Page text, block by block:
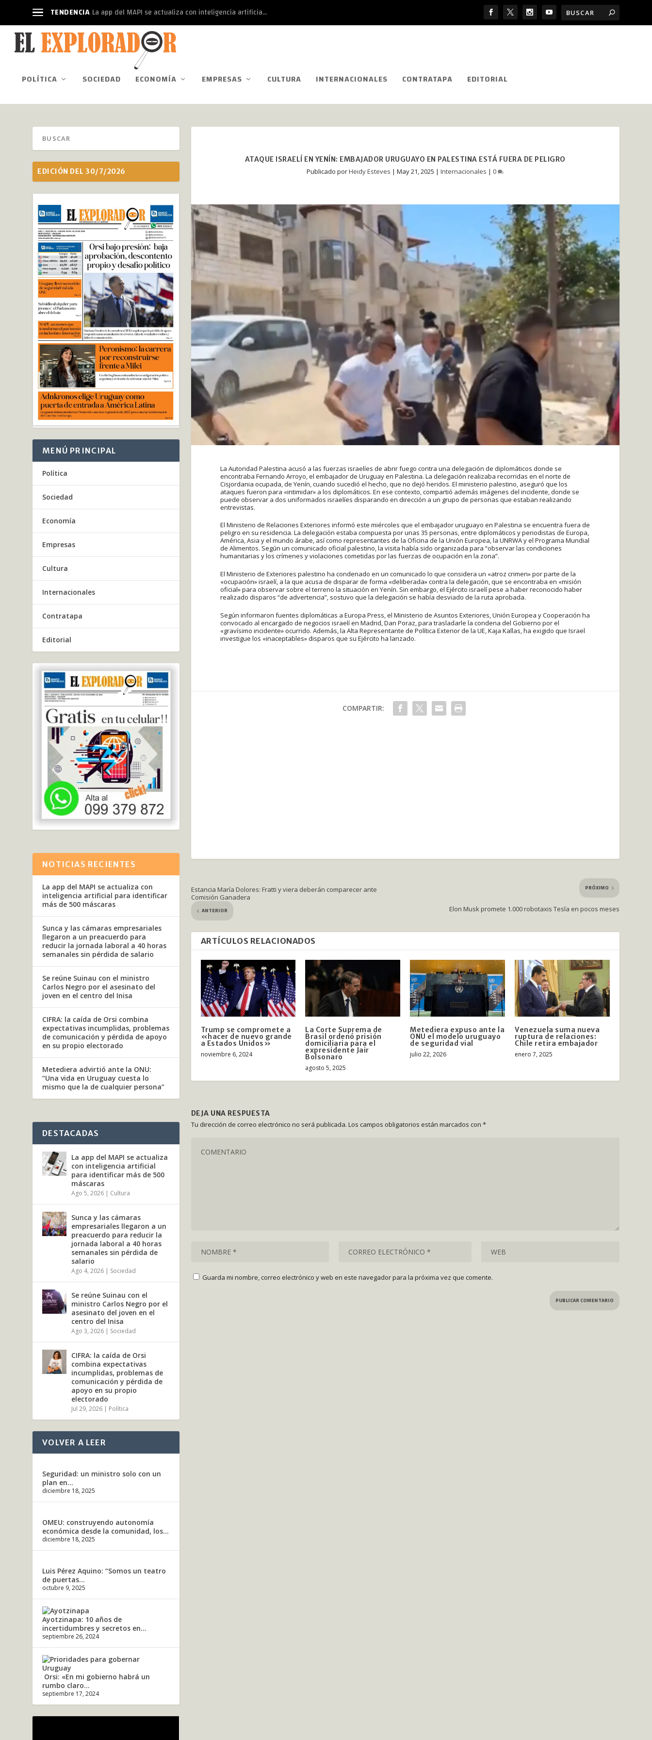
TENDENCIA La app del MAPI se actualiza con inteligencia artificia...
POLÍTICA SOCIEDAD ECONOMÍA EMPRESAS CULTURA INTERNACIONALES CONTRATAPA EDITORIAL
ATAQUE ISRAELÍ EN YENÍN: EMBAJADOR URUGUAYO EN PALESTINA ESTÁ FUERA DE PELIGRO
Publicado porHeidy Esteves |May 21, 2025 |Internacionales |0
La Autoridad Palestina acusó a las fuerzas israelíes de abrir fuego contra una delegación de diplomáticos donde se
encontraba Fernando Arroyo, el embajador de Uruguay en Palestina. La delegación realizaba recorridas en el norte de
Cisjordania ocupada, de Yenín, cuando sucedió el hecho, que no dejó heridos. El ministerio palestino, aseguró que los
ataques fueron para «intimidar» a los diplomáticos. En ese contexto, compartió además imágenes del incidente, donde se
puede observar a dos uniformados israelíes disparando en dirección a un grupo de personas que estaban realizando
entrevistas.
El Ministerio de Relaciones Exteriores informó este miércoles que el embajador uruguayo en Palestina se encuentra fuera de
peligro en su residencia. La delegación estaba compuesta por unas 35 personas, entre diplomáticos y periodistas de Europa,
América, Asia y el mundo árabe, así como representantes de la Oficina de la Unión Europea, la UNRWA y el Programa Mundial
de Alimentos. Según un comunicado oficial palestino, la visita había sido organizada para “observar las condiciones
humanitarias y los crímenes y violaciones cometidas por las fuerzas de ocupación en la zona”.
El Ministerio de Exteriores palestino ha condenado en un comunicado lo que considera un «atroz crimen» por parte de la
«ocupación» israelí, a la que acusa de disparar de forma «deliberada» contra la delegación, que se encontraba en «misión
oficial» para observar sobre el terreno la situación en Yenín. Sin embargo, el Ejército israelí pese a haber reconocido haber
realizado disparos “de advertencia”, sostuvo que la delegación se había desviado de la ruta aprobada.
Según informaron fuentes diplomáticas a Europa Press, el Ministerio de Asuntos Exteriores, Unión Europea y Cooperación ha
convocado al encargado de negocios israelí en Madrid, Dan Poraz, para trasladarle la condena del Gobierno por el
«gravísimo incidente» ocurrido. Además, la Alta Representante de Política Exterior de la UE, Kaja Kallas, ha exigido que Israel
investigue los «inaceptables» disparos que su Ejército ha lanzado.
COMPARTIR:
Estancia María Dolores: Fratti y viera deberán comparecer ante
Comisión Ganadera
ANTERIOR
PRÓXIMO
Elon Musk promete 1.000 robotaxis Tesla en pocos meses
ARTÍCULOS RELACIONADOS
Trump se compromete a
«hacer de nuevo grande
a Estados Unidos»
noviembre 6, 2024
La Corte Suprema de
Brasil ordenó prisión
domiciliaria para el
expresidente Jair
Bolsonaro
agosto 5, 2025
Metediera expuso ante la
ONU el modelo uruguayo
de seguridad vial
julio 22, 2026
Venezuela suma nueva
ruptura de relaciones:
Chile retira embajador
enero 7, 2025
DEJA UNA RESPUESTA
Tu dirección de correo electrónico no será publicada. Los campos obligatorios están marcados con *
Guarda mi nombre, correo electrónico y web en este navegador para la próxima vez que comente.
EDICIÓN DEL 30/7/2026
MENÚ PRINCIPAL
Política
Sociedad
Economía
Empresas
Cultura
Internacionales
Contratapa
Editorial
NOTICIAS RECIENTES
La app del MAPI se actualiza con
inteligencia artificial para identificar
más de 500 máscaras
Sunca y las cámaras empresariales
llegaron a un preacuerdo para
reducir la jornada laboral a 40 horas
semanales sin pérdida de salario
Se reúne Suinau con el ministro
Carlos Negro por el asesinato del
joven en el centro del Inisa
CIFRA: la caída de Orsi combina
expectativas incumplidas, problemas
de comunicación y pérdida de apoyo
en su propio electorado
Metediera advirtió ante la ONU:
“Una vida en Uruguay cuesta lo
mismo que la de cualquier persona”
DESTACADAS
La app del MAPI se actualiza
con inteligencia artificial
para identificar más de 500
máscaras
Ago 5, 2026 | Cultura
Sunca y las cámaras
empresariales llegaron a un
preacuerdo para reducir la
jornada laboral a 40 horas
semanales sin pérdida de
salario
Ago 4, 2026 | Sociedad
Se reúne Suinau con el
ministro Carlos Negro por el
asesinato del joven en el
centro del Inisa
Ago 3, 2026 | Sociedad
CIFRA: la caída de Orsi
combina expectativas
incumplidas, problemas de
comunicación y pérdida de
apoyo en su propio
electorado
Jul 29, 2026 | Política
VOLVER A LEER
Seguridad: un ministro solo con un
plan en...
diciembre 18, 2025
OMEU: construyendo autonomía
económica desde la comunidad, los...
diciembre 18, 2025
Luis Pérez Aquino: “Somos un teatro
de puertas...
octubre 9, 2025
Ayotzinapa: 10 años de
incertidumbres y secretos en...
septiembre 26, 2024
Orsi: «En mi gobierno habrá un
rumbo claro...
septiembre 17, 2024